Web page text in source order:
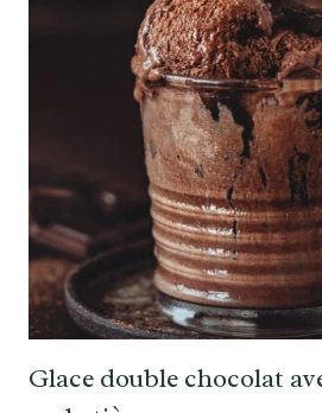
Glace double chocolat